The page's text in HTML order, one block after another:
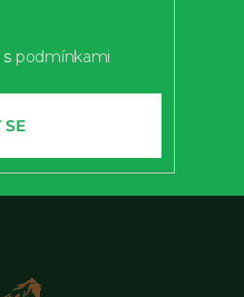
podmínkami
SE